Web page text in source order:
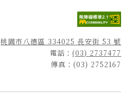
桃園市八德區 334025 長安街 53 號
電話：(03) 2737477
傳真：(03) 2752167